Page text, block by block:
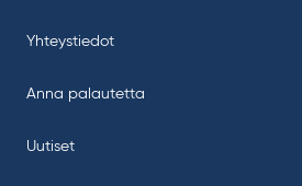
Yhteystiedot
Anna palautetta
Uutiset